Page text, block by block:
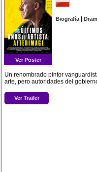
Ver Poster
Biografía|
Un renombrado pintor
arte, pero autoridades del
Ver Trailer